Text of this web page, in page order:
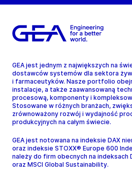
GEA jest jednym z największych na
dostawców systemów dla sektora
i farmaceutyków. Nasze portfolio
instalacje, a także zaawansowaną
procesową, komponenty i
Stosowane w różnych branżach,
zrównoważony rozwój i wydajność
produkcyjnych na całym świecie.
GEA jest notowana na indeksie DAX
oraz indeksie STOXX® Europe 600
należy do firm obecnych na indeksach
oraz MSCI Global Sustainability.